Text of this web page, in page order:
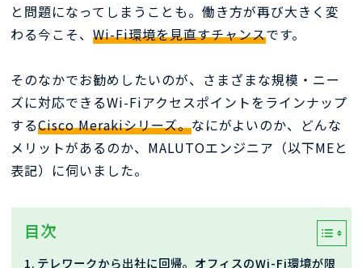
と問題になってしまうことも。働き方が再び大きく変
わる今こそ、Wi-Fi環境を見直すチャンスです。
そのなかでお勧めしたいのが、さまざまな規模・ニー
ズに対応できるWi-Fiアクセスポイントをラインナップ
するCisco Merakiシリーズ。なにがよいのか、どんな
メリットがあるのか、MALUTOエンジニア（以下MEと
表記）に伺いました。
目次
テレワークから出社に回帰。オフィスのWi-Fi環境が限